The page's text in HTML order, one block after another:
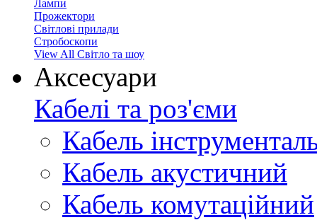
Лампи
Прожектори
Світлові прилади
Стробоскопи
View All Світло та шоу
Аксесуари
Кабелі та роз'єми
Кабель
Кабель акустичний
Кабель комутаційний